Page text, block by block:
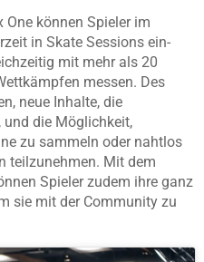
können Spieler im
in Skate Sessions ein-
mit mehr als 20
messen. Des
neue Inhalte, die
die Möglichkeit,
zu sammeln oder nahtlos
teilzunehmen. Mit dem
Spieler zudem ihre ganz
sie mit der Community zu